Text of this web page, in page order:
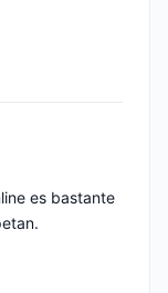
es bastante